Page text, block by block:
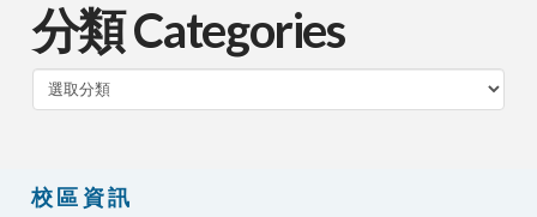
分類 Categories
類
校區資訊